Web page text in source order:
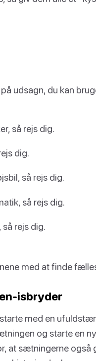
udsagn, du kan
så rejs dig.
dig.
så rejs dig.
så rejs dig.
så rejs dig.
med at finde
isbryder
med en
og starte en
at sætningerne